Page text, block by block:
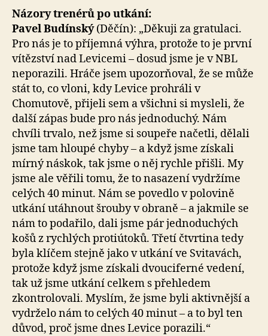
Názory trenérů po utkání:
Pavel Budínský(Děčín): „Děkuji za gratulaci.
Pro nás je to příjemná výhra, protože to je první
vítězství nad Levicemi – dosud jsme je v NBL
neporazili. Hráče jsem upozorňoval, že se může
stát to, co vloni, kdy Levice prohráli v
Chomutově, přijeli sem a všichni si mysleli, že
další zápas bude pro nás jednoduchý. Nám
chvíli trvalo, než jsme si soupeře načetli, dělali
jsme tam hloupé chyby – a když jsme získali
mírný náskok, tak jsme o něj rychle přišli. My
jsme ale věřili tomu, že to nasazení vydržíme
celých 40 minut. Nám se povedlo v polovině
utkání utáhnout šrouby v obraně – a jakmile se
nám to podařilo, dali jsme pár jednoduchých
košů z rychlých protiútoků. Třetí čtvrtina tedy
byla klíčem stejně jako v utkání ve Svitavách,
protože když jsme získali dvouciferné vedení,
tak už jsme utkání celkem s přehledem
zkontrolovali. Myslím, že jsme byli aktivnější a
vydrželo nám to celých 40 minut – a to byl ten
důvod, proč jsme dnes Levice porazili.“